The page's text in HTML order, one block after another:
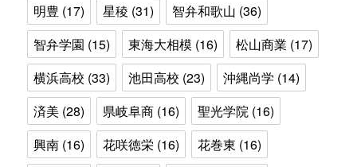
明豊 (17) 星稜 (31) 智弁和歌山 (36)
智弁学園 (15) 東海大相模 (16) 松山商業 (17)
横浜高校 (33) 池田高校 (23) 沖縄尚学 (14)
済美 (28) 県岐阜商 (16) 聖光学院 (16)
興南 (16) 花咲徳栄 (16) 花巻東 (16)